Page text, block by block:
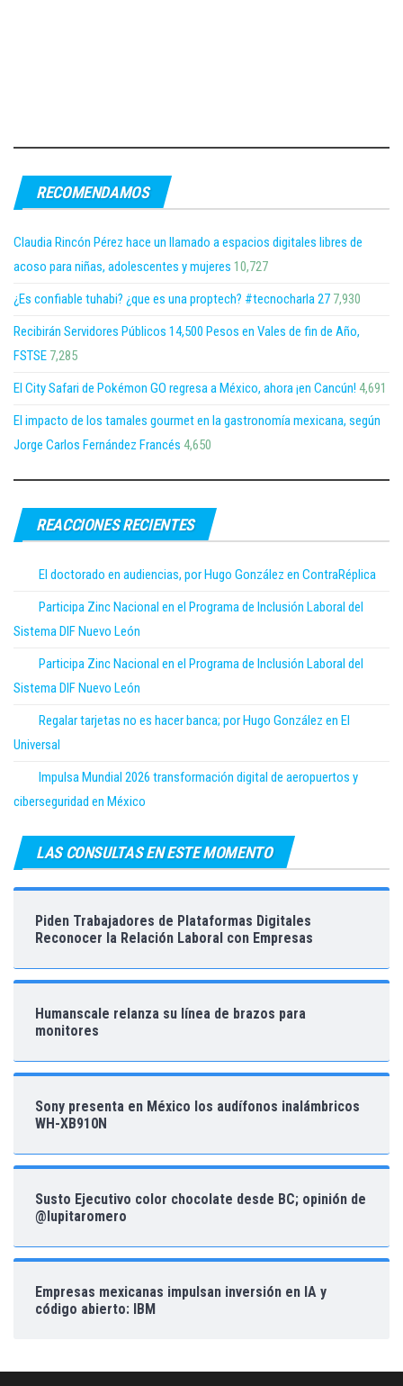
RECOMENDAMOS
Claudia Rincón Pérez hace un llamado a espacios digitales libres de
acoso para niñas, adolescentes y mujeres 10,727
¿Es confiable tuhabi? ¿que es una proptech? #tecnocharla 27 7,930
Recibirán Servidores Públicos 14,500 Pesos en Vales de fin de Año,
FSTSE 7,285
El City Safari de Pokémon GO regresa a México, ahora ¡en Cancún! 4,691
El impacto de los tamales gourmet en la gastronomía mexicana, según
Jorge Carlos Fernández Francés 4,650
REACCIONES RECIENTES
El doctorado en audiencias, por Hugo González en ContraRéplica
Participa Zinc Nacional en el Programa de Inclusión Laboral del
Sistema DIF Nuevo León
Participa Zinc Nacional en el Programa de Inclusión Laboral del
Sistema DIF Nuevo León
Regalar tarjetas no es hacer banca; por Hugo González en El
Universal
Impulsa Mundial 2026 transformación digital de aeropuertos y
ciberseguridad en México
LAS CONSULTAS EN ESTE MOMENTO
Piden Trabajadores de Plataformas Digitales
Reconocer la Relación Laboral con Empresas
Humanscale relanza su línea de brazos para
monitores
Sony presenta en México los audífonos inalámbricos
WH-XB910N
Susto Ejecutivo color chocolate desde BC; opinión de
@lupitaromero
Empresas mexicanas impulsan inversión en IA y
código abierto: IBM